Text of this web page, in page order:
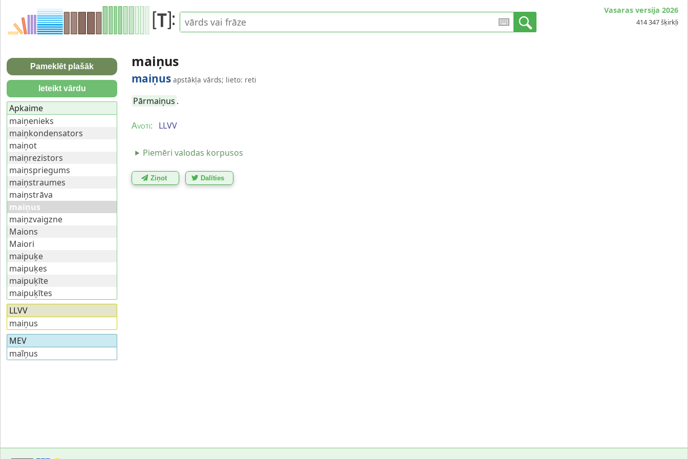
Vasaras versija 2026
414 347 šķirkļi
maiņus
maiņus apstākļa vārds; lieto: reti
Pārmaiņus .
Avoti: LLVV
Piemēri valodas korpusos
Ziņot Dalīties
Pameklēt plašāk
Ieteikt vārdu
Apkaime
maiņenieks
maiņkondensators
maiņot
maiņrezistors
maiņspriegums
maiņstraumes
maiņstrāva
maiņus
maiņzvaigzne
Maions
Maiori
maipuķe
maipuķes
maipuķīte
maipuķītes
LLVV
maiņus
MEV
maĩņus